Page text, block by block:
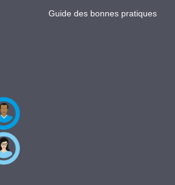
Guide des bonnes pratiques